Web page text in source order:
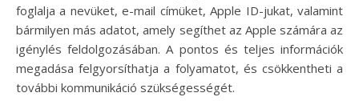
foglalja a nevüket, e-mail címüket, Apple ID-jukat, valamint
bármilyen más adatot, amely segíthet az Apple számára az
igénylés feldolgozásában. A pontos és teljes információk
megadása felgyorsíthatja a folyamatot, és csökkentheti a
további kommunikáció szükségességét.